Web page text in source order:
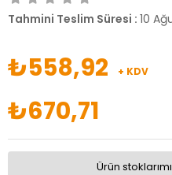
Tahmini Teslim Süresi : 10
₺558,92 + KDV
₺670,71
Ürün